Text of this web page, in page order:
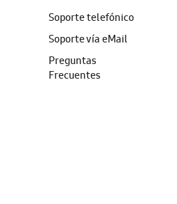
Soporte telefónico
Soporte vía eMail
Preguntas
Frecuentes